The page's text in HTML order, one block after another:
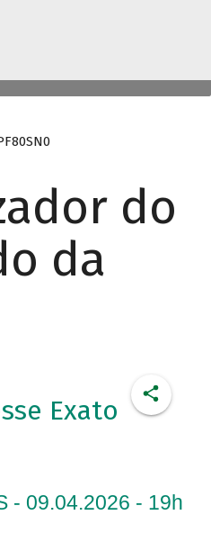
do
da
Exato
- 09.04.2026 - 19h